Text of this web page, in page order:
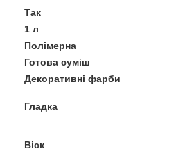
Так
1 л
Полімерна
Готова суміш
Декоративні фарби
Гладка
Віск